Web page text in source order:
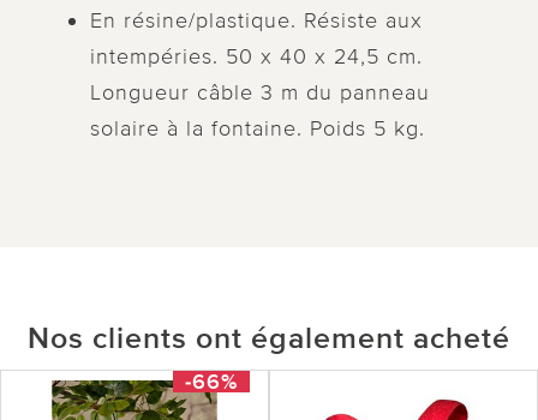
En résine/plastique. Résiste aux
intempéries. 50 x 40 x 24,5 cm.
Longueur câble 3 m du panneau
solaire à la fontaine. Poids 5 kg.
Nos clients ont également acheté
-66%